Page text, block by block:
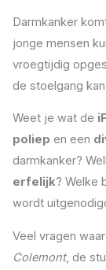
Darmkanker
jonge mensen
vroegtijdig
de stoelgang
Weet je wat de
poliep en een
darmkanker?
erfelijk? Welke
wordt
Veel vragen
Colemont, de